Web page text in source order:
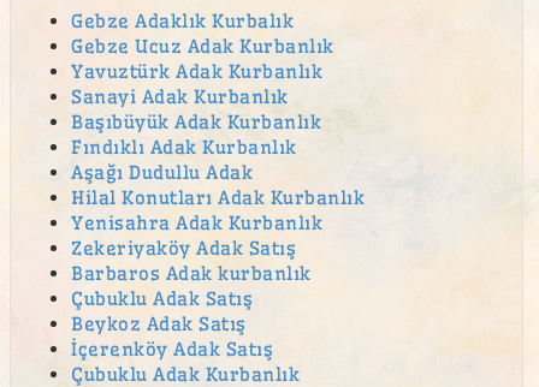
Büyükbakkalköy adak kurban satış yeri
canlı hayvan
canlı hayvan satışı
Çekmeköy Adak
Çekmeköy adak kurban satış yeri
Çekmeköy Kurban
çengelköy adak
Çengelköy Mahallesi adak
cevizli adak kurban satış yeri
Cumhuriyet Mahallesi adak
Gebze Adaklık Kurbalık
Gebze Ucuz Adak Kurbanlık
Yavuztürk Adak Kurbanlık
Sanayi Adak Kurbanlık
Başıbüyük Adak Kurbanlık
Fındıklı Adak Kurbanlık
Aşağı Dudullu Adak
Hilal Konutları Adak Kurbanlık
Yenisahra Adak Kurbanlık
Zekeriyaköy Adak Satış
Barbaros Adak kurbanlık
Çubuklu Adak Satış
Beykoz Adak Satış
İçerenköy Adak Satış
Çubuklu Adak Kurbanlık